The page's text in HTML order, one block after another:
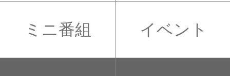
ミニ番組 イベント